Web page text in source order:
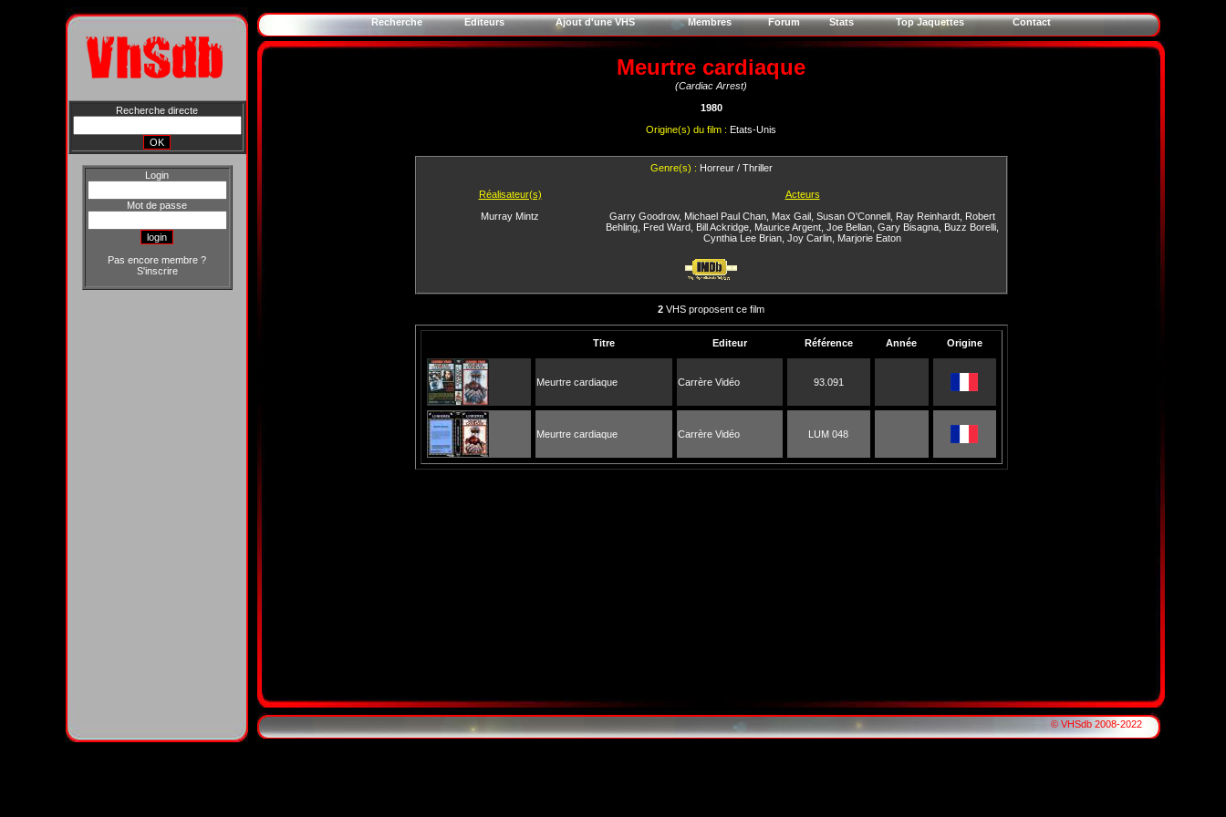
Recherche directe
Login
Mot de passe
Pas encore membre ?
S'inscrire
Recherche Editeurs Ajout d'une VHS Membres Forum Stats Top Jaquettes Contact
Meurtre cardiaque
(Cardiac Arrest)
1980
Origine(s) du film : Etats-Unis
Genre(s) : Horreur / Thriller
Réalisateur(s)
Murray Mintz
Acteurs
Garry Goodrow, Michael Paul Chan Max Gail Susan O'Connell Ray Reinhardt Robert
Behling Fred Ward Bill Ackridge Maurice Argent Joe Bellan Gary Bisagna Buzz Borelli
Cynthia Lee Brian Joy Carlin Marjorie Eaton
2 VHS proposent ce film
Titre Editeur Référence Année Origine
Meurtre cardiaque Carrère Vidéo 93.091
Meurtre cardiaque Carrère Vidéo LUM 048
© VHSdb 2008-2022